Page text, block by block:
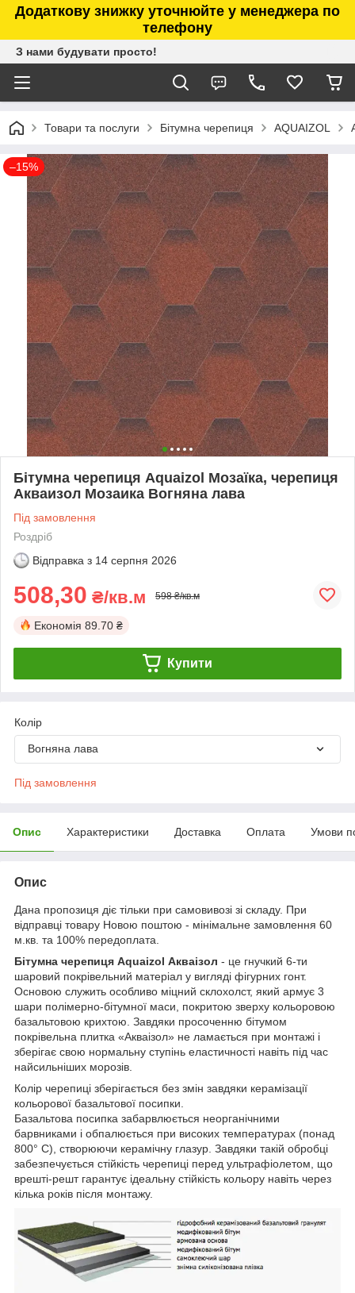
Додаткову знижку уточнюйте у менеджера по
телефону
З нами будувати просто!
Товари та послуги Бітумна черепиця AQUAIZOL
–15%
Бітумна черепиця Aquaizol Мозаїка, черепиця
Акваизол Мозаика Вогняна лава
Під замовлення
Роздріб
Відправка з 14 серпня 2026
508,30 ₴/кв.м 598 ₴/кв.м
Економія 89.70 ₴
Купити
Колір
Вогняна лава
Під замовлення
Опис Характеристики Доставка Оплата Умови
Опис
Дана пропозиця діє тільки при самовивозі зі складу. При
відправці товару Новою поштою - мінімальне замовлення 60
м.кв. та 100% передоплата.
Бітумна черепиця Aquaizol Акваізол - це гнучкий 6-ти
шаровий покрівельний матеріал у вигляді фігурних гонт.
Основою служить особливо міцний склохолст, який армує 3
шари полімерно-бітумної маси, покритою зверху кольоровою
базальтовою крихтою. Завдяки просоченню бітумом
покрівельна плитка «Акваізол» не ламається при монтажі і
зберігає свою нормальну ступінь еластичності навіть під час
найсильніших морозів.
Колір черепиці зберігається без змін завдяки керамізації
кольорової базальтової посипки.
Базальтова посипка забарвлюється неорганічними
барвниками і обпалюється при високих температурах (понад
800° C), створюючи керамічну глазур. Завдяки такій обробці
забезпечується стійкість черепиці перед ультрафіолетом, що
врешті-решт гарантує ідеальну стійкість кольору навіть через
кілька років після монтажу.